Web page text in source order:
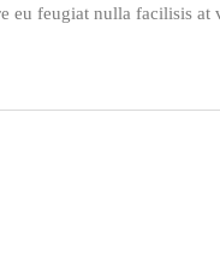
eu feugiat nulla facilisis